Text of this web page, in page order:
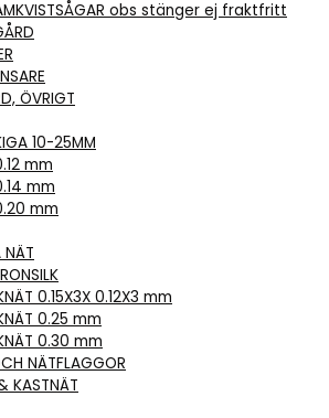
obs stänger ej fraktfritt
ÖVRIGT
10-25MM
mm
mm
mm
NÄT
0.15X3X 0.12X3 mm
0.25 mm
0.30 mm
NÄTFLAGGOR
KASTNÄT